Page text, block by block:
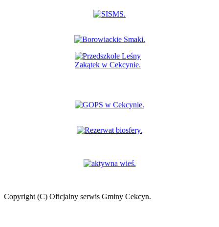
Copyright (C) Oficjalny serwis Gminy Cekcyn.